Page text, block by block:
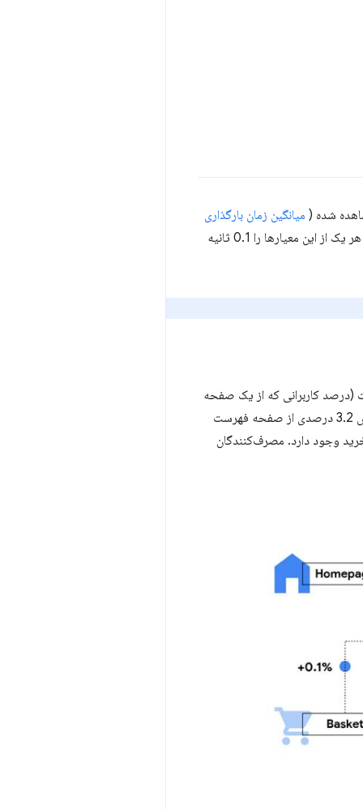
شده ( میانگین زمان بارگذاری
). هر صفحه در طول سفر کاربر باید هر یک از این معیارها را 0.1 ثانیه
(درصد کاربرانی که از یک صفحه
وب به مرحله بعدی یک قیف تبدیل می روند) تقریباً در هر مرحله از سفر تلفن همراه مشاهده کردند. به ویژه، افزایش 3.2 درصدی از صفحه فهرست
به سبد خرید وجود دارد. مصرف‌کنندگان